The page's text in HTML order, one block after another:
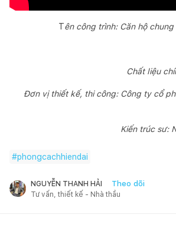
Tên công trình: Căn hộ
Chất liệu
Đơn vị thiết kế, thi công: Công ty cổ
Kiến trúc sư:
#phongcachhiendai
NGUYỄN THANH HẢI Theo dõi
Tư vấn, thiết kế - Nhà thầu